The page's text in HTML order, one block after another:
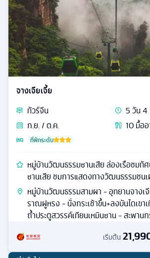
จางเจียเจี้ย
ทัวร์จีน 5วัน4
ก.ย. / ต.ค.
10มื้ออ
ที่พักระดับ
หมู่บ้านวัฒนธรรมซานเสีย ล่องเรือชมทั
ซานเสีย ชมการแสดงทางวัฒนธรรมชนเ
หมู่บ้านวัฒนธรรมสามผา - อุทยานจางเ
ราณฝูหรง - นั่งกระเช้าขึ้น+ลงบันไดเขา
ถ้ำประตูสวรรค์เทียนเหมินซาน - สะพาน
เริ่มต้น